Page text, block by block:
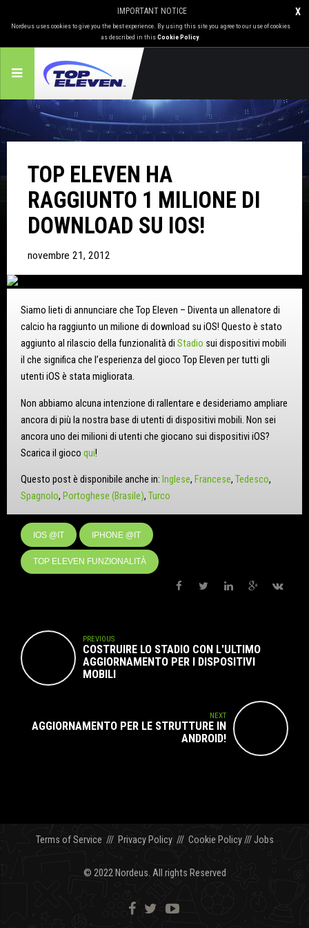
X
IMPORTANT NOTICE
Nordeus uses cookies to give you the best experience. By using this site you agree to our use of cookies
as described in thisCookie Policy.
TOP ELEVEN HA
RAGGIUNTO 1 MILIONE DI
DOWNLOAD SU IOS!
novembre 21, 2012
Siamo lieti di annunciare che Top Eleven – Diventa un allenatore di
calcio ha raggiunto un milione di download su iOS! Questo è stato
aggiunto al rilascio della funzionalità di Stadio sui dispositivi mobili
il che significa che l’esperienza del gioco Top Eleven per tutti gli
utenti iOS è stata migliorata.
Non abbiamo alcuna intenzione di rallentare e desideriamo ampliare
ancora di più la nostra base di utenti di dispositivi mobili. Non sei
ancora uno dei milioni di utenti che giocano sui dispositivi iOS?
Scarica il gioco qui!
Questo post è disponibile anche in: Inglese Francese Tedesco
Spagnolo Portoghese (Brasile) Turco
IOS @IT IPHONE @IT
TOP ELEVEN FUNZIONALITÀ
PREVIOUS
COSTRUIRE LO STADIO CON L'ULTIMO
AGGIORNAMENTO PER I DISPOSITIVI
MOBILI
NEXT
AGGIORNAMENTO PER LE STRUTTURE IN
ANDROID!
Terms of Service /// Privacy Policy/// Cookie Policy///Jobs
© 2022 Nordeus. All rights Reserved